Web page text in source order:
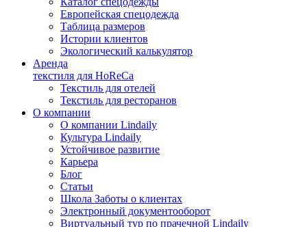
Европейская спецодежда
Таблица размеров
Истории клиентов
Экологический калькулятор
Аренда
текстиля для HoReCa
Текстиль для отелей
Текстиль для ресторанов
О компании
О компании Lindaily
Культура Lindaily
Устойчивое развитие
Карьера
Блог
Статьи
Школа Заботы о клиентах
Электронный документооборот
Виртуальный тур по прачечной Lindaily